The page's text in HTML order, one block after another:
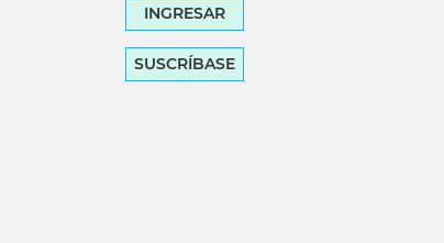
INGRESAR
SUSCRÍBASE